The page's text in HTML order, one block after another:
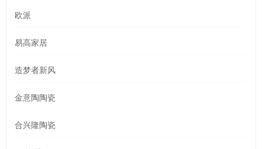
欧派
易高家居
造梦者新风
金意陶陶瓷
合兴隆陶瓷